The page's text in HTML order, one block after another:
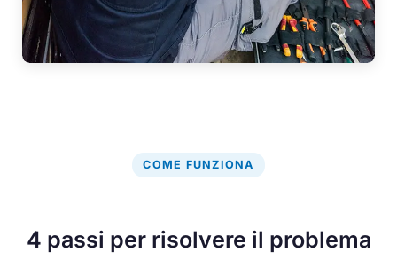
COME FUNZIONA
4 passi per risolvere il problema